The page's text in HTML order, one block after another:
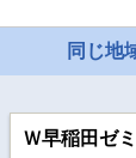
同じ地
Ｗ早稲田ゼミ